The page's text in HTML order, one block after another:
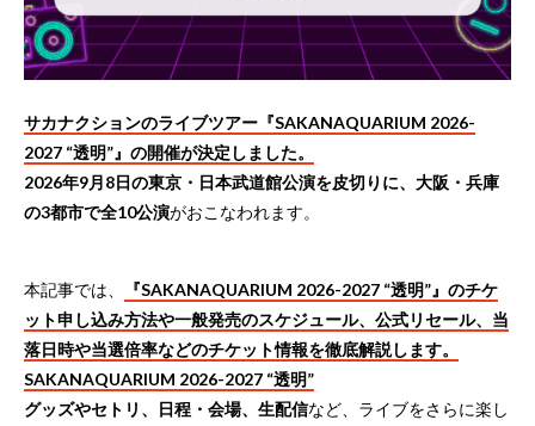
サカナクションのライブツアー『SAKANAQUARIUM 2026-
2027 “透明”』の開催が決定しました。
2026年9月8日の東京・日本武道館公演を皮切りに、大阪・兵庫
の3都市で全10公演がおこなわれます。
本記事では、
『SAKANAQUARIUM 2026-2027 “透明”』のチケ
ット申し込み方法や一般発売のスケジュール、公式リセール、当
落日時や当選倍率などのチケット情報を徹底解説します。
SAKANAQUARIUM 2026-2027 “透明”
グッズやセトリ、日程・会場、生配信など、ライブをさらに楽し